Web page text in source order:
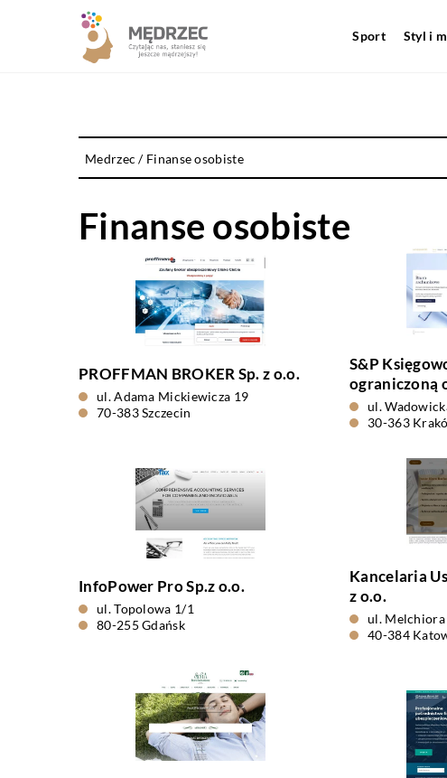
Sport Styl i
Medrzec / Finanse osobiste
Finanse osobiste
PROFFMAN BROKER Sp. z o.o.
ul. Adama Mickiewicza 19
70-383 Szczecin
S&P
ograniczoną
ul.
30-363
InfoPower Pro Sp.z o.o.
ul. Topolowa 1/1
80-255 Gdańsk
Kancelaria
z o.o.
ul. Melchiora
40-384